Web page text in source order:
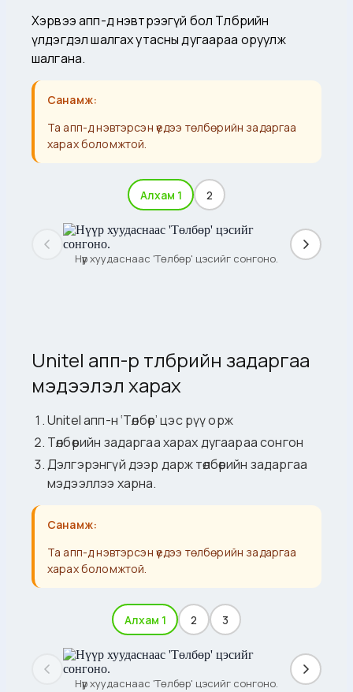
Хэрвээ апп-д нэвтрээгүй бол Төлбөрийн
үлдэгдэл шалгах утасны дугаараа оруулж
шалгана.
Санамж:
Та апп-д нэвтэрсэн үедээ төлбөрийн задаргаа
харах боломжтой.
Алхам 1 2
Нүүр хуудаснаас 'Төлбөр' цэсийг сонгоно.
Unitel апп-р төлбөрийн задаргаа
мэдээлэл харах
Unitel апп-н ‘Төлбөр’ цэс рүү орж
Төлбөрийн задаргаа харах дугаараа сонгон
Дэлгэрэнгүй дээр дарж төлбөрийн задаргаа
мэдээллээ харна.
Санамж:
Та апп-д нэвтэрсэн үедээ төлбөрийн задаргаа
харах боломжтой.
Алхам 1 2 3
Нүүр хуудаснаас 'Төлбөр' цэсийг сонгоно.